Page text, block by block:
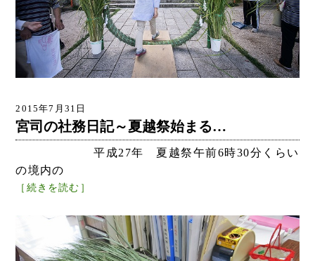
2015年7月31日
宮司の社務日記～夏越祭始まる…
平成27年 夏越祭午前6時30分くらい
の境内の
［続きを読む］